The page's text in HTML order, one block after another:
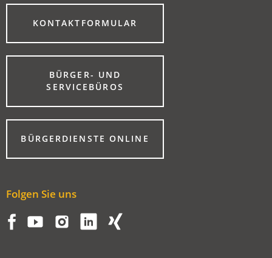
KONTAKTFORMULAR
(ÖFFNET
EINEM
NEUEN
BÜRGER- UND
SERVICEBÜROS
(ÖFFNET
EINEM
NEUEN
TAB)BÜRGERDIENSTE ONLINE
(ÖFFNET
EINEM
Folgen Sie uns